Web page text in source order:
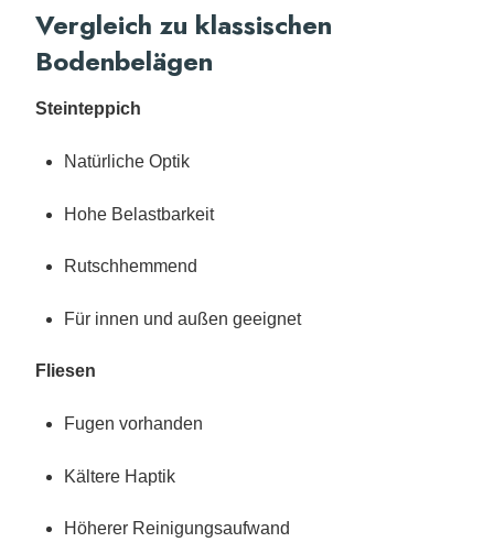
Vergleich zu klassischen
Bodenbelägen
Steinteppich
Natürliche Optik
Hohe Belastbarkeit
Rutschhemmend
Für innen und außen geeignet
Fliesen
Fugen vorhanden
Kältere Haptik
Höherer Reinigungsaufwand